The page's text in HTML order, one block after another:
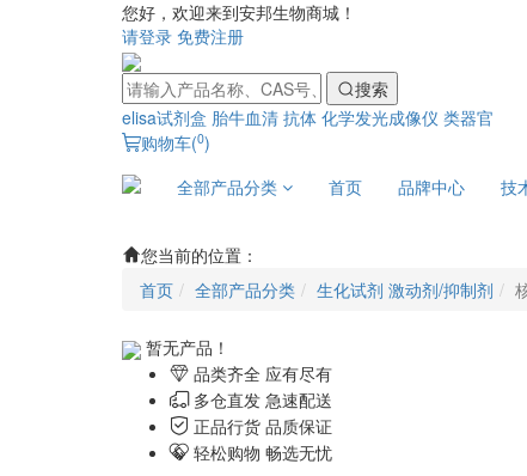
您好，欢迎来到安邦生物商城！
请登录 免费注册
搜索
elisa试剂盒 胎牛血清 抗体 化学发光成像仪 类器官
购物车(0)
全部产品分类
首页 品牌中心 技
您当前的位置：
首页
全部产品分类 生化试剂 激动剂/抑制剂
暂无产品！
品类齐全 应有尽有
多仓直发 急速配送
正品行货 品质保证
轻松购物 畅选无忧